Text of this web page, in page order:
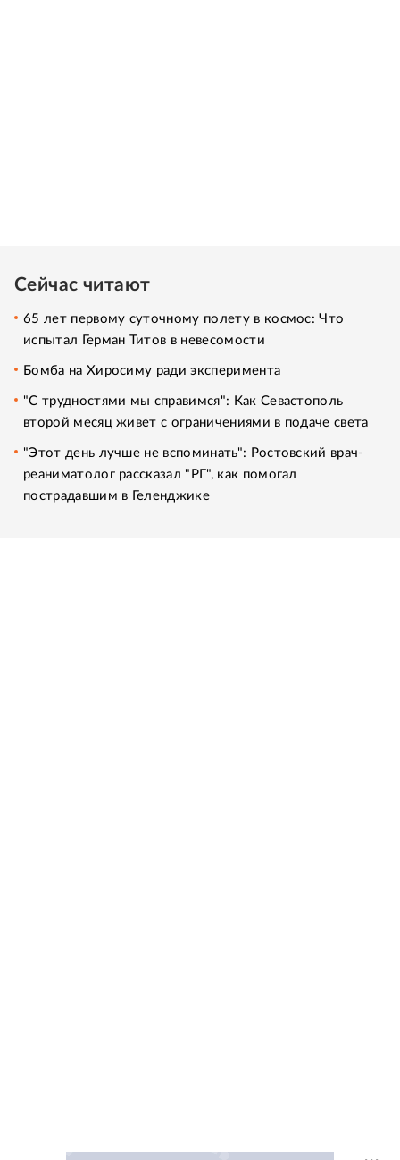
Сейчас читают
65 лет первому суточному полету в космос: Что
испытал Герман Титов в невесомости
Бомба на Хиросиму ради эксперимента
"С трудностями мы справимся": Как Севастополь
второй месяц живет с ограничениями в подаче света
"Этот день лучше не вспоминать": Ростовский врач-
реаниматолог рассказал "РГ", как помогал
пострадавшим в Геленджике